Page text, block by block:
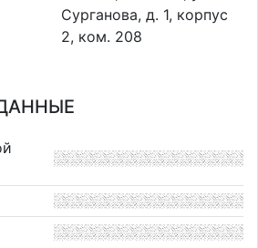
Сурганова, д. 1, корпус
2, ком. 208